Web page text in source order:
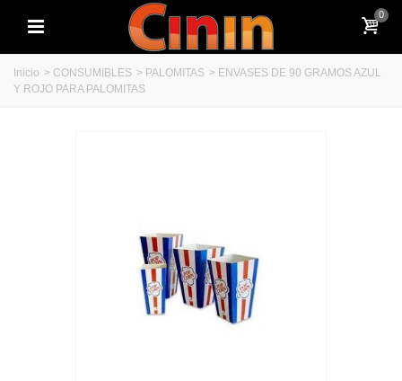
0
Inicio > CONSUMIBLES > PALOMITAS > ENVASES DE 90 GRAMOS AZUL
Y ROJO PARA PALOMITAS